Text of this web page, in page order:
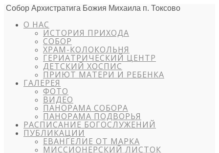
Собор Архистратига Божия Михаила п. Токсово
О НАС
ИСТОРИЯ ПРИХОДА
СОБОР
ХРАМ-КОЛОКОЛЬНЯ
ГЕРИАТРИЧЕСКИЙ ЦЕНТР
ДЕТСКИЙ ХОСПИС
ПРИЮТ МАТЕРИ И РЕБЕНКА
ГАЛЕРЕЯ
ФОТО
ВИДЕО
ПАНОРАМА СОБОРА
ПАНОРАМА ПОДВОРЬЯ
РАСПИСАНИЕ БОГОСЛУЖЕНИЙ
ПУБЛИКАЦИИ
ЕВАНГЕЛИЕ ОТ МАРКА
МИССИОНЕРСКИЙ ЛИСТОК